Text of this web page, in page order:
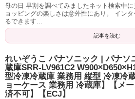
母の日 早割を調べてみましたネット検索中
ョッピングの楽しさは意外性にあり。 イン
るできます...
記事を読む
れいぞうこ パナソニック | パナソ
蔵庫SRR-LV961C2
型冷凍冷蔵庫 業務用 縦型 冷凍冷
ョーケース 業務用 冷蔵庫】【メ
済不可】【ECJ】